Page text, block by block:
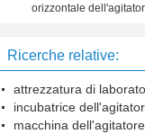
orizzontale
Ricerche relative:
attrezzatura di
incubatrice
macchina